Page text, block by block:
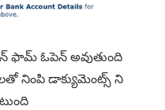
ఫామ్ ఓపెన్ అవుతుంది
నింపి డాక్యుమెంట్స్ ని